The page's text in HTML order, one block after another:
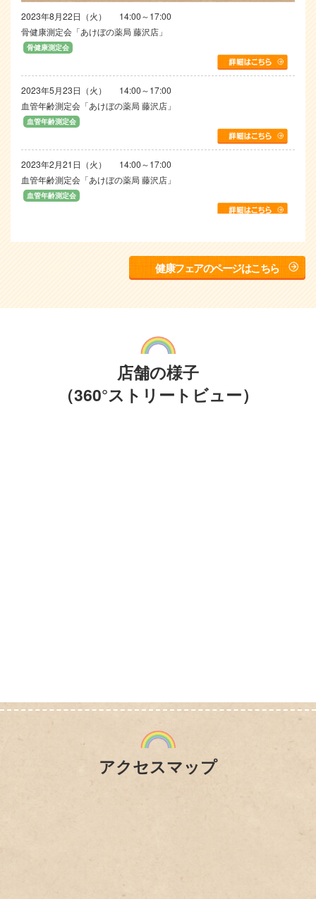
2023年8月22日（火）
14:00～17:00
骨健康測定会「あけぼの薬局 藤沢店」
骨健康測定会
2023年5月23日（火）
14:00～17:00
血管年齢測定会「あけぼの薬局 藤沢店」
血管年齢測定会
2023年2月21日（火）
14:00～17:00
血管年齢測定会「あけぼの薬局 藤沢店」
血管年齢測定会
健康フェアのページはこちら
店舗の様子
（360°ストリートビュー）
アクセスマップ